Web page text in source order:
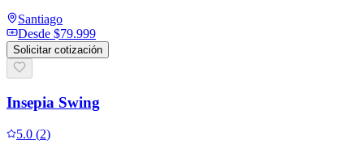
Santiago
Desde $79.999
Solicitar cotización
Insepia Swing
5.0 (2)